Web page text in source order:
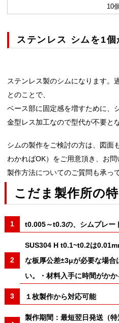
10
ステンレス シムを1
ステンレス製のシムになります。
とのことで、
ベース部に固定感を増すために、
金型レス加工なので型代が不要と
シムの製作をご検討の方は、図面
わかればOK）をご用意頂き、お問
製作方法についてのご質問も承っ
こだま製作所の
t0.005～t0.3の、シムプレー
SUS304 H t0.1~t0.2は
な板厚公差±3μが必要な場合
い。・材料入手に時間がかか
１枚製作から対応可能
製作期間：最短翌日発送（